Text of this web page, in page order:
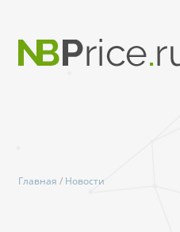
Главная / Новости